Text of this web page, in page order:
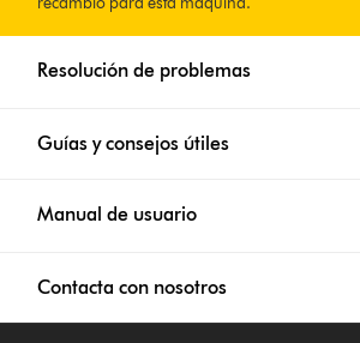
Resolución de problemas
Guías y consejos útiles
Manual de usuario
Contacta con nosotros